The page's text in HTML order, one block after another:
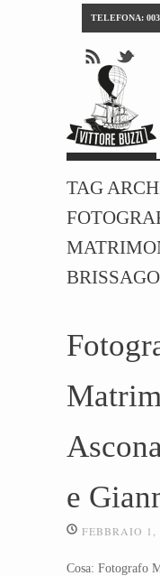
TELEFONA:
TAG
BRISSAGO
e
FEBBRAIO 1,
Cosa: Fotografo